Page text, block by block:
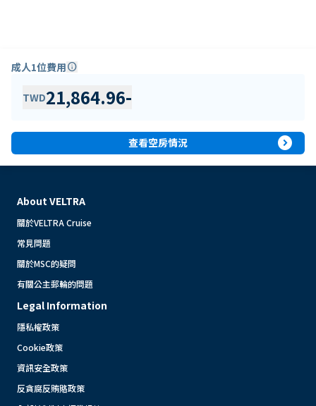
成人1位費用info
TWD21,864.96-
查看空房情況 expand_circle_right
About VELTRA
關於VELTRA Cruise
常見問題
關於MSC的疑問
有關公主郵輪的問題
Legal Information
隱私權政策
Cookie政策
資訊安全政策
反貪腐反賄賂政策